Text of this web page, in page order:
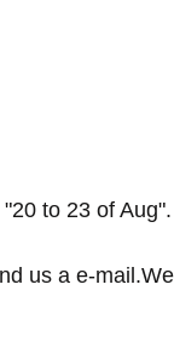
to 23 of Aug".
us a e-